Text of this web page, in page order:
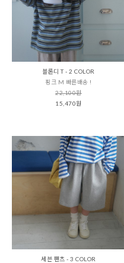
블론디 T - 2 COLOR
핑크 M 빠른배송 !
22,100원
15,470원
세븐 팬츠 - 3 COLOR